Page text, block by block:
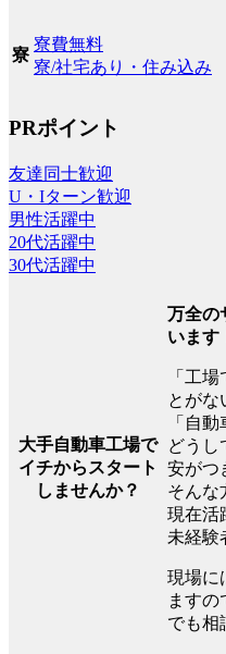
寮
寮費無料
寮/社宅あり・住み込み
PRポイント
友達同士歓迎
U・Iターン歓迎
男性活躍中
20代活躍中
30代活躍中
大手自動車工場で
イチからスタート
しませんか？
万全の
います
「工
とがな
「自
どうし
安がつ
そん
現在活
未経験
現場に
ますの
でも相